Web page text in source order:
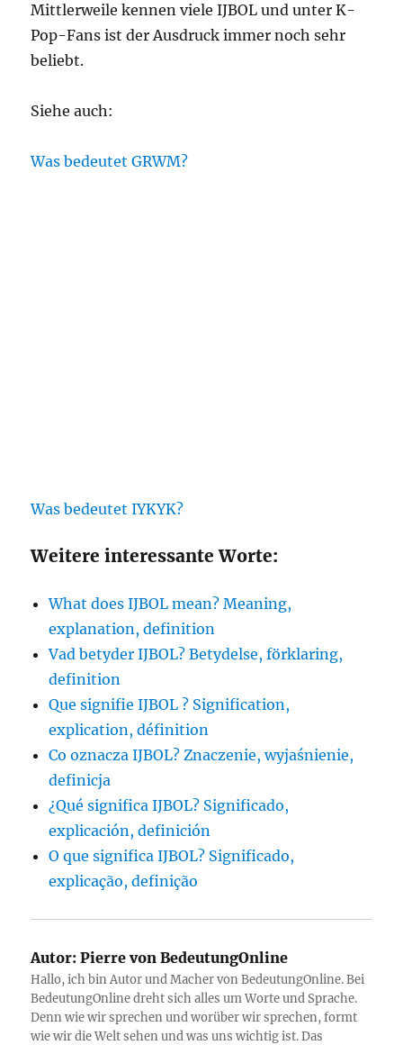
Mittlerweile kennen viele IJBOL und unter K-
Pop-Fans ist der Ausdruck immer noch sehr
beliebt.
Siehe auch:
Was bedeutet GRWM?
Was bedeutet IYKYK?
Weitere interessante Worte:
What does IJBOL mean? Meaning,
explanation, definition
Vad betyder IJBOL? Betydelse, förklaring,
definition
Que signifie IJBOL ? Signification,
explication, définition
Co oznacza IJBOL? Znaczenie, wyjaśnienie,
definicja
¿Qué significa IJBOL? Significado,
explicación, definición
O que significa IJBOL? Significado,
explicação, definição
Autor: Pierre von BedeutungOnline
Hallo, ich bin Autor und Macher von BedeutungOnline. Bei
BedeutungOnline dreht sich alles um Worte und Sprache.
Denn wie wir sprechen und worüber wir sprechen, formt
wie wir die Welt sehen und was uns wichtig ist. Das